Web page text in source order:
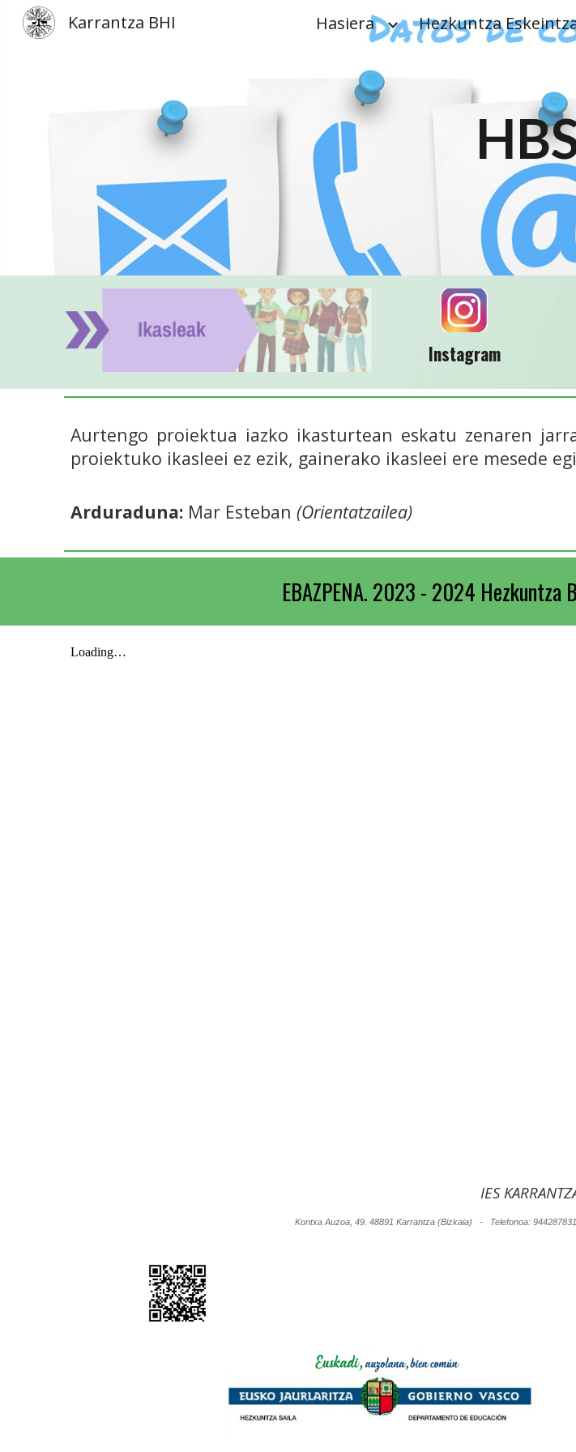
Skip to main content
Karrantza BHI Hasiera Hezkuntza
Instagram
Aurtengo proiektua iazko ikasturtean eskatu zenaren
proiektuko ikasleei ez ezik, gainerako ikasleei ere mesede
Arduraduna: Mar Esteban(Orientatzailea)
EBAZPENA. 2023 - 2024
IES
Kontxa Auzoa, 49. 48891 Karrantza (Bizkaia) - Telefonoa: